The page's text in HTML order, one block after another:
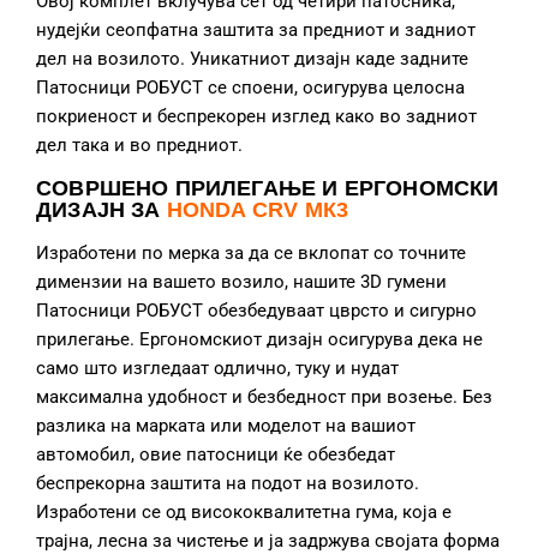
нудејќи сеопфатна заштита за предниот и задниот
дел на возилото. Уникатниот дизајн каде задните
Патосници РОБУСТ се споени, осигурува целосна
покриеност и беспрекорен изглед како во задниот
дел така и во предниот.
СОВРШЕНО ПРИЛЕГАЊЕ И ЕРГОНОМСКИ
ДИЗАЈН ЗА HONDA CRV МК3
Изработени по мерка за да се вклопат со точните
димензии на вашето возило, нашите 3D гумени
Патосници РОБУСТ обезбедуваат цврсто и сигурно
прилегање. Ергономскиот дизајн осигурува дека не
само што изгледаат одлично, туку и нудат
максимална удобност и безбедност при возење. Без
разлика на марката или моделот на вашиот
автомобил, овие патосници ќе обезбедат
беспрекорна заштита на подот на возилото.
Изработени се од висококвалитетна гума, која е
трајна, лесна за чистење и ја задржува својата форма